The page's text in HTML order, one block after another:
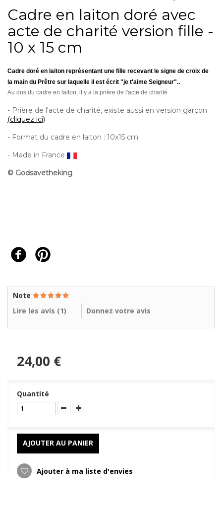
Cadre en laiton doré avec
acte de charité version fille -
10 x 15 cm
Cadre doré en laiton représentant une fille recevant le signe de croix de
la main du Prêtre sur laquelle il est écrit "je t'aime Seigneur"..
Au dos du cadre en laiton, il y a la prière de l'acte de charité.
- Prière de l'acte de charité, existe aussi en version garçon
(cliquez ici)
- Format du cadre en laiton : 10x15 cm
- Made in France
© Godsavetheking
Note
Lire les avis (1) Donnez votre avis
24,00 €
Quantité
AJOUTER AU PANIER
Ajouter à ma liste d'envies